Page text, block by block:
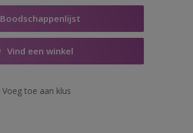
Boodschappenlijst
Vind een winkel
Voeg toe aan klus